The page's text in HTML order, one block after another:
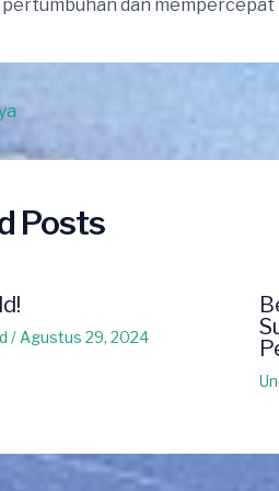
dan mempercepat
Posts
/ Agustus 29, 2024